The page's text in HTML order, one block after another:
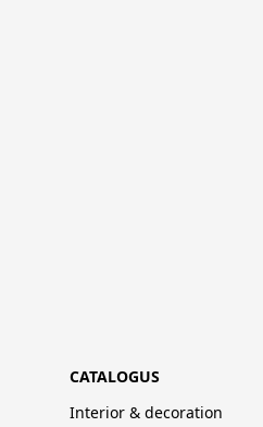
CATALOGUS
Interior & decoration